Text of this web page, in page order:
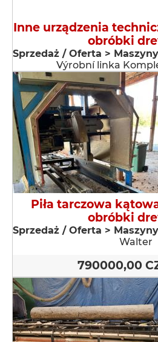
Inne urządzenia
obróbki
Sprzedaż / Oferta >
Výrobní linka
Piła tarczowa
obróbki
Sprzedaż / Oferta >
Walter
790000,00